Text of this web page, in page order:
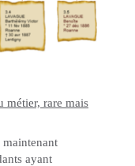
métier, rare mais
ayant